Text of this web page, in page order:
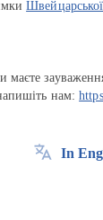
маєте
нам:
In